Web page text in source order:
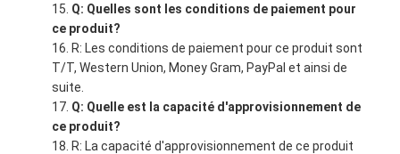
Q: Quelles sont les conditions de paiement pour
ce produit?
R: Les conditions de paiement pour ce produit sont
T/T, Western Union, Money Gram, PayPal et ainsi de
suite.
Q: Quelle est la capacité d'approvisionnement de
ce produit?
R: La capacité d'approvisionnement de ce produit